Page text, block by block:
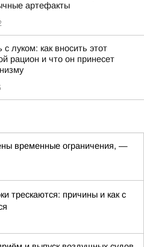
артефакты
луком: как вносить этот
рацион и что он принесет
временные ограничения, —
трескаются: причины и как с